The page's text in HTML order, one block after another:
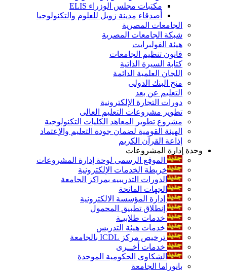
مكتبات مجلس الوزراء ELIS
أصدقاء مدينة زويل للعلوم والتكنولوجيا
الجامعات المصرية
شبكة الجامعات المصرية
هيئة الفولبرايت
قانون تنظيم الجامعات
كتابة السيرة الذاتية
اللجان العلمية الدائمة
منح البنك الدولى
التعليم عن بعد
دورات التجارة الإلكترونية
تطوير مشروعات التعليم العالى
مشروع تطوير المعاهد الكليات التكنولوجية
الهيئة القومية لضمان جودة التعليم والإعتماد
إذاعة القرآن الكريم
وحدة إدارة المشروعات
الموقع الرسمى لوحة إدارة المشروعات
خريطة الخدمات الإلكترونية
الدورات التدريبيه بمراكز الجامعة
الجهات المانحة
إدارة المؤسسة الالكترونية
إنطلاق تطبيق المحمول
خدمات طلابيـة
خدمات هيئة التدريس
ترخيص مركز ICDL بالجامعة
خدمات أخــرى
الشكاوى الحكومية الموحدة
بانوراما الجامعة